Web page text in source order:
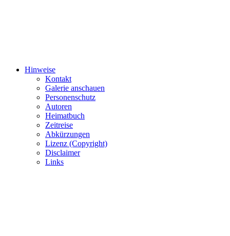
Hinweise
Kontakt
Galerie anschauen
Personenschutz
Autoren
Heimatbuch
Zeitreise
Abkürzungen
Lizenz (Copyright)
Disclaimer
Links